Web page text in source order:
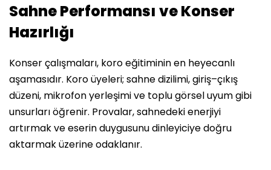
Sahne Performansı ve Konser
Hazırlığı
Konser çalışmaları, koro eğitiminin en heyecanlı
aşamasıdır. Koro üyeleri; sahne dizilimi, giriş–çıkış
düzeni, mikrofon yerleşimi ve toplu görsel uyum gibi
unsurları öğrenir. Provalar, sahnedeki enerjiyi
artırmak ve eserin duygusunu dinleyiciye doğru
aktarmak üzerine odaklanır.